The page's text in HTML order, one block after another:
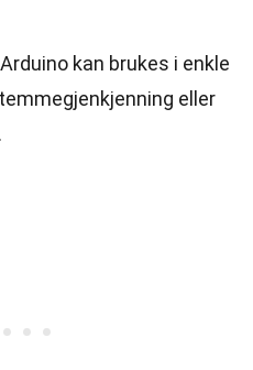
kan brukes i enkle
eller